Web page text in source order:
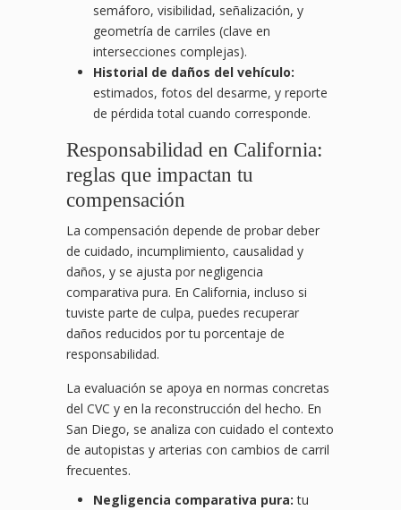
semáforo, visibilidad, señalización, y
geometría de carriles (clave en
intersecciones complejas).
Historial de daños del vehículo:
estimados, fotos del desarme, y reporte
de pérdida total cuando corresponde.
Responsabilidad en California:
reglas que impactan tu
compensación
La compensación depende de probar deber
de cuidado, incumplimiento, causalidad y
daños, y se ajusta por negligencia
comparativa pura. En California, incluso si
tuviste parte de culpa, puedes recuperar
daños reducidos por tu porcentaje de
responsabilidad.
La evaluación se apoya en normas concretas
del CVC y en la reconstrucción del hecho. En
San Diego, se analiza con cuidado el contexto
de autopistas y arterias con cambios de carril
frecuentes.
Negligencia comparativa pura: tu